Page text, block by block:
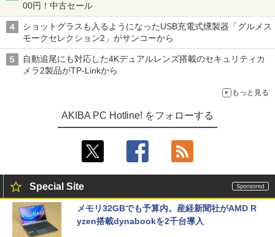
00円！中古セール
ショットグラスも入るようになったUSB充電式燻製器「グルメス
モークセレクション2」がサンコーから
自動追尾にも対応した4Kデュアルレンズ搭載のセキュリティカ
メラ2製品がTP-Linkから
もっと見る
AKIBA PC Hotline! をフォローする
Special Site
メモリ32GBでも予算内。産経新聞社がAMD R
yzen搭載dynabookを2千台導入